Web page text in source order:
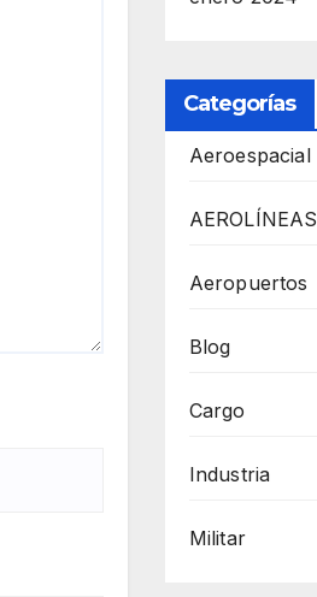
Categorías
Aeroespacial
AEROLÍNEAS
Aeropuertos
Blog
Cargo
Industria
Militar